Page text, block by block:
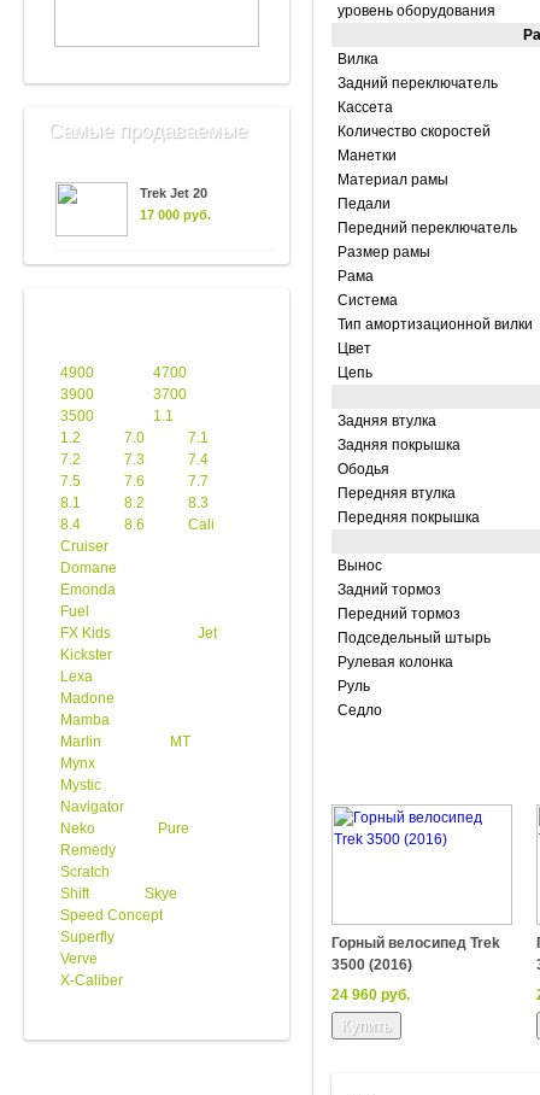
Самые продаваемые
Trek Jet 20
17 000 руб.
4900
4700
3900
3700
3500
1.1
1.2
7.0
7.1
7.2
7.3
7.4
7.5
7.6
7.7
8.1
8.2
8.3
8.4
8.6
Cali
Cruiser
Domane
Emonda
Fuel
FX Kids
Jet
Kickster
Lexa
Madone
Mamba
Marlin
MT
Mynx
Mystic
Navigator
Neko
Pure
Remedy
Scratch
Shift
Skye
Speed Concept
Superfly
Verve
X-Caliber
уровень оборудования
Вилка
Задний переключатель
Кассета
Количество скоростей
Манетки
Материал рамы
Педали
Передний переключатель
Размер рамы
Рама
Система
Тип амортизационной вилки
Цвет
Цепь
Задняя втулка
Задняя покрышка
Ободья
Передняя втулка
Передняя покрышка
Вынос
Задний тормоз
Передний тормоз
Подседельный штырь
Рулевая колонка
Руль
Седло
Горный велосипед Trek
3500 (2016)
24 960 руб.